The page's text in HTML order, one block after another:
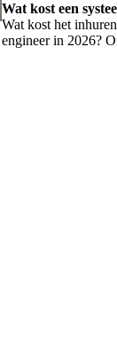
Wat kost een
Wat kost het
engineer in 2026?